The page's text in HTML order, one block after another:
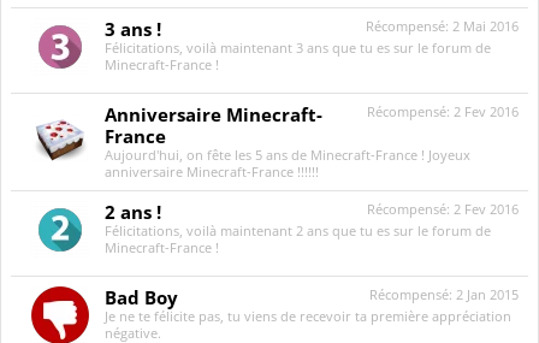
Récompensé: 2 Mai 2016
3 ans !
Félicitations, voilà maintenant 3 ans que tu es sur le forum de
Minecraft-France !
Récompensé: 2 Fev 2016
Anniversaire Minecraft-
France
Aujourd'hui, on fête les 5 ans de Minecraft-France ! Joyeux
anniversaire Minecraft-France !!!!!!
Récompensé: 2 Fev 2016
2 ans !
Félicitations, voilà maintenant 2 ans que tu es sur le forum de
Minecraft-France !
Récompensé: 2 Jan 2015
Bad Boy
Je ne te félicite pas, tu viens de recevoir ta première appréciation
négative.